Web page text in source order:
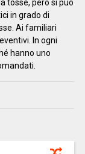
tosse, però si può
in grado di
Ai familiari
In ogni
hanno uno